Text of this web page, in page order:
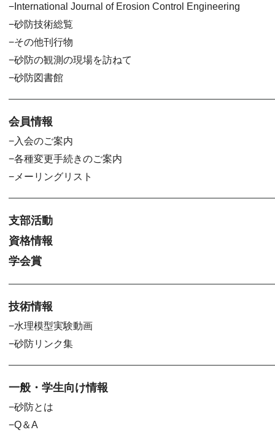
International Journal of Erosion Control Engineering
砂防技術総覧
その他刊行物
砂防の観測の現場を訪ねて
砂防図書館
会員情報
入会のご案内
各種変更手続きのご案内
メーリングリスト
支部活動
資格情報
学会賞
技術情報
水理模型実験動画
砂防リンク集
一般・学生向け情報
砂防とは
Q＆A